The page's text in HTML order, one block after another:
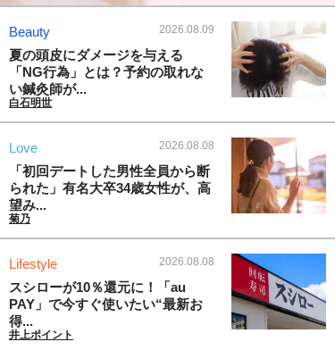
Beauty 2026.08.09
夏の頭皮にダメージを与える
「NG行為」とは？予約の取れな
い鍼灸師が...
白石明世
Love 2026.08.08
「初回デートした男性全員から断
られた」有名大卒34歳女性が、高
望み...
菊乃
Lifestyle 2026.08.08
スシローが10％還元に！「au
PAY」で今すぐ使いたい“最新お
得...
井上ポイント